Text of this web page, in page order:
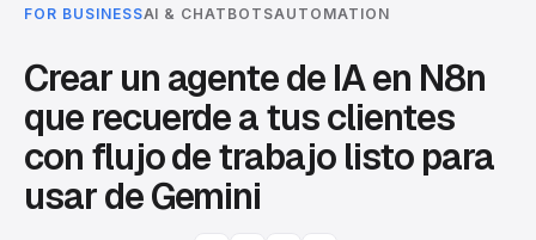
FOR BUSINESSAI & CHATBOTSAUTOMATION
Crear un agente de IA en N8n
que recuerde a tus clientes
con flujo de trabajo listo para
usar de Gemini